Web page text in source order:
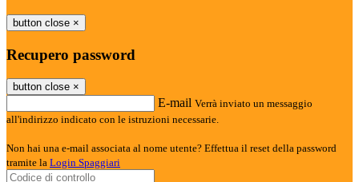
button close ×
Recupero password
button close ×
E-mail Verrà inviato un messaggio
all'indirizzo indicato con le istruzioni necessarie.
Non hai una e-mail associata al nome utente? Effettua il reset della password
tramite la Login Spaggiari